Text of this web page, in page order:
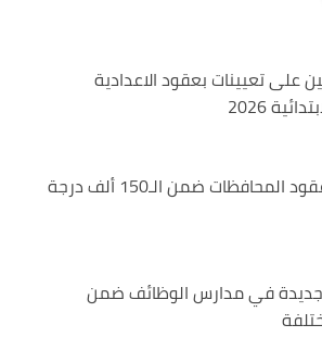
على تعيينات بعقود الاعدادية
2026
تعيينات بصفة عقود المحافظات ضمن الـ150 ألف درجة
جديدة في مدارس الوظائف ضمن